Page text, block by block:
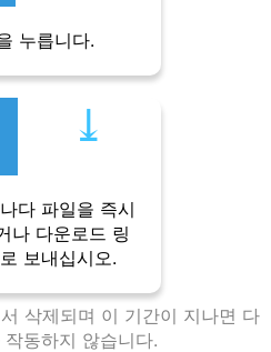
누릅니다.
⤓︎
다 파일을 즉시
나 다운로드 링
보내십시오.
삭제되며 이 기간이 지나면 다
동하지 않습니다.